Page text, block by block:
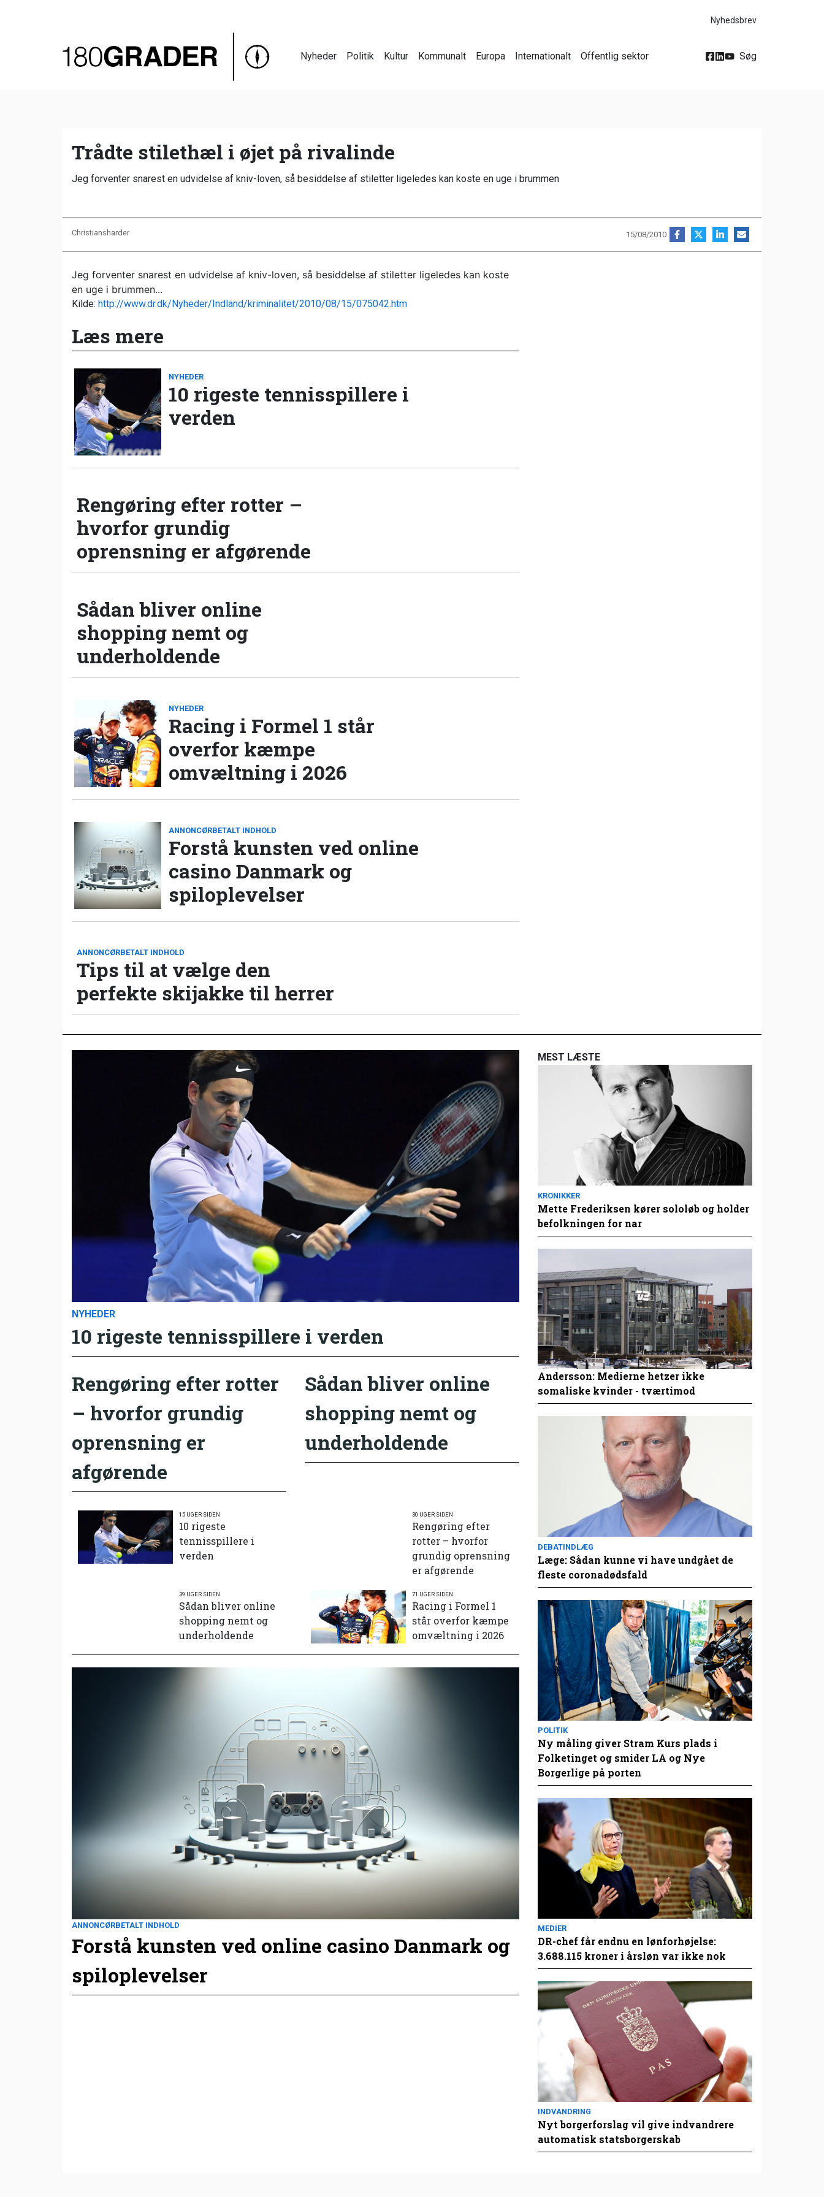
Nyhedsbrev
Nyheder Politik Kultur Kommunalt Europa Internationalt Offentlig sektor Søg
Trådte stilethæl i øjet på rivalinde
Jeg forventer snarest en udvidelse af kniv-loven, så besiddelse af stiletter ligeledes kan koste en uge i brummen
Christiansharder 15/08/2010
Jeg forventer snarest en udvidelse af kniv-loven, så besiddelse af stiletter ligeledes kan koste
en uge i brummen...
Kilde: http://www.dr.dk/Nyheder/Indland/kriminalitet/2010/08/15/075042.htm
Læs mere
NYHEDER
10 rigeste tennisspillere i
verden
Rengøring efter rotter –
hvorfor grundig
oprensning er afgørende
Sådan bliver online
shopping nemt og
underholdende
NYHEDER
Racing i Formel 1 står
overfor kæmpe
omvæltning i 2026
ANNONCØRBETALT INDHOLD
Forstå kunsten ved online
casino Danmark og
spiloplevelser
ANNONCØRBETALT INDHOLD
Tips til at vælge den
perfekte skijakke til herrer
NYHEDER
10 rigeste tennisspillere i verden
Rengøring efter rotter
– hvorfor grundig
oprensning er
afgørende
Sådan bliver online
shopping nemt og
underholdende
15 UGER SIDEN
10 rigeste
tennisspillere i
verden
30 UGER SIDEN
Rengøring efter
rotter – hvorfor
grundig oprensning
er afgørende
39 UGER SIDEN
Sådan bliver online
shopping nemt og
underholdende
71 UGER SIDEN
Racing i Formel 1
står overfor kæmpe
omvæltning i 2026
ANNONCØRBETALT INDHOLD
Forstå kunsten ved online casino Danmark og
spiloplevelser
MEST LÆSTE
KRONIKKER
Mette Frederiksen kører sololøb og holder
befolkningen for nar
Andersson: Medierne hetzer ikke
somaliske kvinder - tværtimod
DEBATINDLÆG
Læge: Sådan kunne vi have undgået de
fleste coronadødsfald
POLITIK
Ny måling giver Stram Kurs plads i
Folketinget og smider LA og Nye
Borgerlige på porten
MEDIER
DR-chef får endnu en lønforhøjelse:
3.688.115 kroner i årsløn var ikke nok
INDVANDRING
Nyt borgerforslag vil give indvandrere
automatisk statsborgerskab